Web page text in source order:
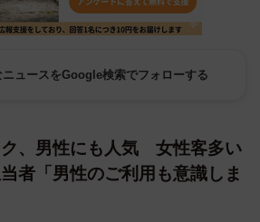
ニュースをGoogle検索でフォローする
ク、男性にも人気 女性客多い
者「男性のご利用も意識しま